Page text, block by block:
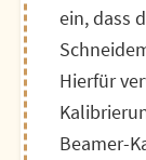
ein, dass
Hierfür
Beamer-